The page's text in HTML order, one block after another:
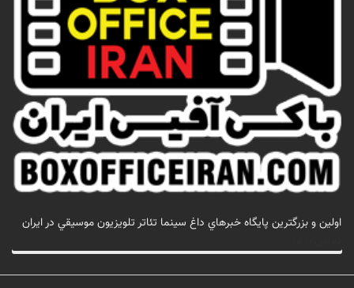
اولين و بزرگترين پايگاه خبرهاي داغ سينما تئاتر تلويزيون موسيقي در ايران